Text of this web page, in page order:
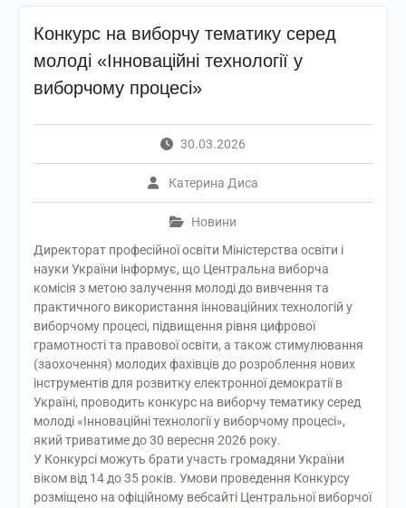
Конкурс на виборчу тематику серед
молоді «Інноваційні технології у
виборчому процесі»
30.03.2026
Катерина Диса
Новини
Директорат професійної освіти Міністерства освіти і
науки України інформує, що Центральна виборча
комісія з метою залучення молоді до вивчення та
практичного використання інноваційних технологій у
виборчому процесі, підвищення рівня цифрової
грамотності та правової освіти, а також стимулювання
(заохочення) молодих фахівців до розроблення нових
інструментів для розвитку електронної демократії в
Україні, проводить конкурс на виборчу тематику серед
молоді «Інноваційні технології у виборчому процесі»,
який триватиме до 30 вересня 2026 року.
У Конкурсі можуть брати участь громадяни України
віком від 14 до 35 років. Умови проведення Конкурсу
розміщено на офіційному вебсайті Центральної виборчої